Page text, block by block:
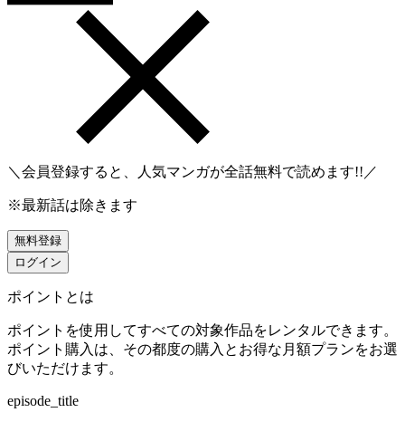
＼会員登録すると、人気マンガが全話無料で読めます!!／
※最新話は除きます
無料登録
ログイン
ポイントとは
ポイントを使用してすべての対象作品をレンタルできます。
ポイント購入は、その都度の購入とお得な月額プランをお選
びいただけます。
episode_title